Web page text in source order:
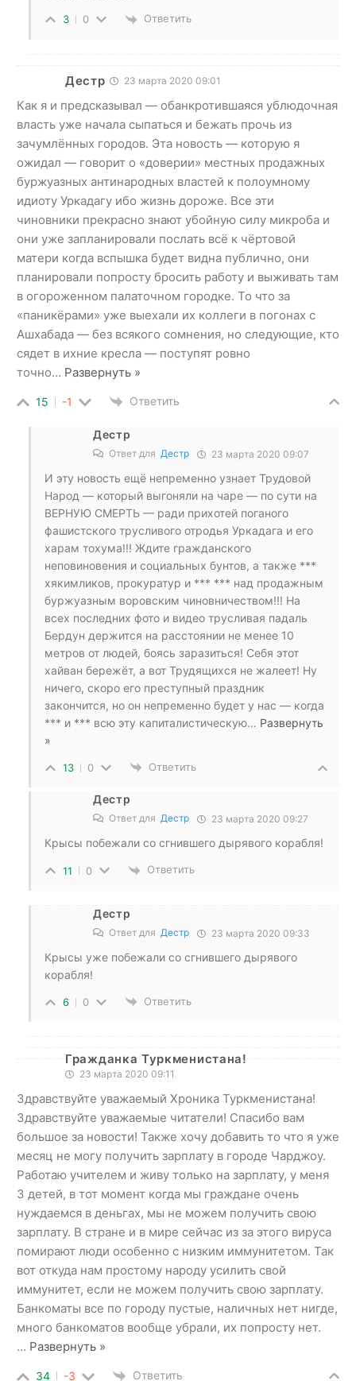
3 0 Ответить
Дестр 23 марта 2020 09:01
Как я и предсказывал — обанкротившаяся ублюдочная
власть уже начала сыпаться и бежать прочь из
зачумлённых городов. Эта новость — которую я
ожидал — говорит о «доверии» местных продажных
буржуазных антинародных властей к полоумному
идиоту Уркадагу ибо жизнь дороже. Все эти
чиновники прекрасно знают убойную силу микроба и
они уже запланировали послать всё к чёртовой
матери когда вспышка будет видна публично, они
планировали попросту бросить работу и выживать там
в огороженном палаточном городке. То что за
«паникёрами» уже выехали их коллеги в погонах с
Ашхабада — без всякого сомнения, но следующие, кто
сядет в ихние кресла — поступят ровно
точно… Развернуть »
15 -1 Ответить
Дестр
Ответ для Дестр 23 марта 2020 09:07
И эту новость ещё непременно узнает Трудовой
Народ — который выгоняли на чаре — по сути на
ВЕРНУЮ СМЕРТЬ — ради прихотей поганого
фашистского трусливого отродья Уркадага и его
харам тохума!!! Ждите гражданского
неповиновения и социальных бунтов, а также ***
хякимликов, прокуратур и *** *** над продажным
буржуазным воровским чиновничеством!!! На
всех последних фото и видео трусливая падаль
Бердун держится на расстоянии не менее 10
метров от людей, боясь заразиться! Себя этот
хайван бережёт, а вот Трудящихся не жалеет! Ну
ничего, скоро его преступный праздник
закончится, но он непременно будет у нас — когда
*** и *** всю эту капиталистическую… Развернуть
»
13 0 Ответить
Дестр
Ответ для Дестр 23 марта 2020 09:27
Крысы побежали со сгнившего дырявого корабля!
11 0 Ответить
Дестр
Ответ для Дестр 23 марта 2020 09:33
Крысы уже побежали со сгнившего дырявого
корабля!
6 0 Ответить
Гражданка Туркменистана!
23 марта 2020 09:11
Здравствуйте уважаемый Хроника Туркменистана!
Здравствуйте уважаемые читатели! Спасибо вам
большое за новости! Также хочу добавить то что я уже
месяц не могу получить зарплату в городе Чарджоу.
Работаю учителем и живу только на зарплату, у меня
3 детей, в тот момент когда мы граждане очень
нуждаемся в деньгах, мы не можем получить свою
зарплату. В стране и в мире сейчас из за этого вируса
помирают люди особенно с низким иммунитетом. Так
вот откуда нам простому народу усилить свой
иммунитет, если не можем получить свою зарплату.
Банкоматы все по городу пустые, наличных нет нигде,
много банкоматов вообще убрали, их попросту нет.
… Развернуть »
34 -3 Ответить